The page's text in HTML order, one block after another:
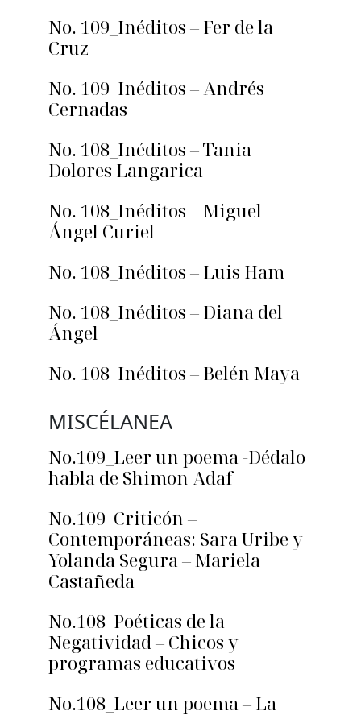
No. 109_Inéditos – Fer de la
Cruz
No. 109_Inéditos – Andrés
Cernadas
No. 108_Inéditos – Tania
Dolores Langarica
No. 108_Inéditos – Miguel
Ángel Curiel
No. 108_Inéditos – Luis Ham
No. 108_Inéditos – Diana del
Ángel
No. 108_Inéditos – Belén Maya
MISCÉLANEA
No.109_Leer un poema -Dédalo
habla de Shimon Adaf
No.109_Criticón –
Contemporáneas: Sara Uribe y
Yolanda Segura – Mariela
Castañeda
No.108_Poéticas de la
Negatividad – Chicos y
programas educativos
No.108_Leer un poema – La